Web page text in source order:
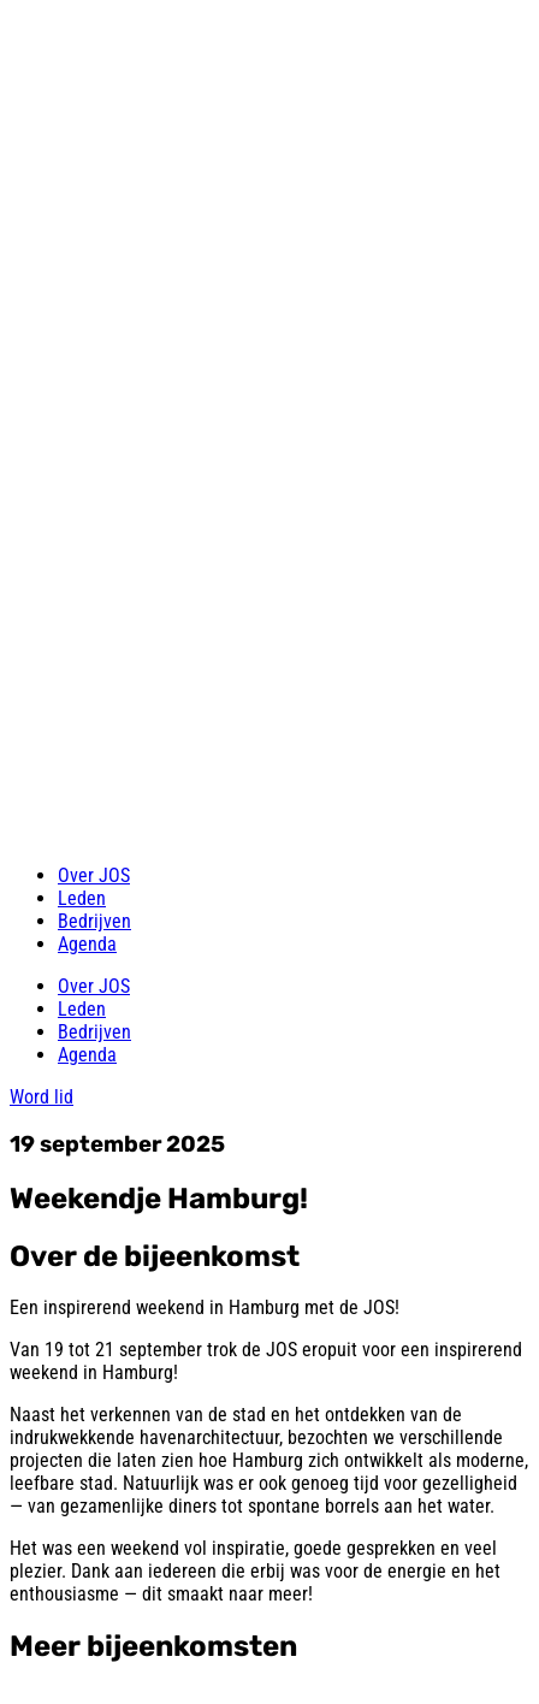
Over JOS
Leden
Bedrijven
Agenda
Over JOS
Leden
Bedrijven
Agenda
Word lid
19 september 2025
Weekendje Hamburg!
Over de bijeenkomst
Een inspirerend weekend in Hamburg met de JOS!
Van 19 tot 21 september trok de JOS eropuit voor een inspirerend
weekend in Hamburg!
Naast het verkennen van de stad en het ontdekken van de
indrukwekkende havenarchitectuur, bezochten we verschillende
projecten die laten zien hoe Hamburg zich ontwikkelt als moderne,
leefbare stad. Natuurlijk was er ook genoeg tijd voor gezelligheid
— van gezamenlijke diners tot spontane borrels aan het water.
Het was een weekend vol inspiratie, goede gesprekken en veel
plezier. Dank aan iedereen die erbij was voor de energie en het
enthousiasme — dit smaakt naar meer!
Meer bijeenkomsten